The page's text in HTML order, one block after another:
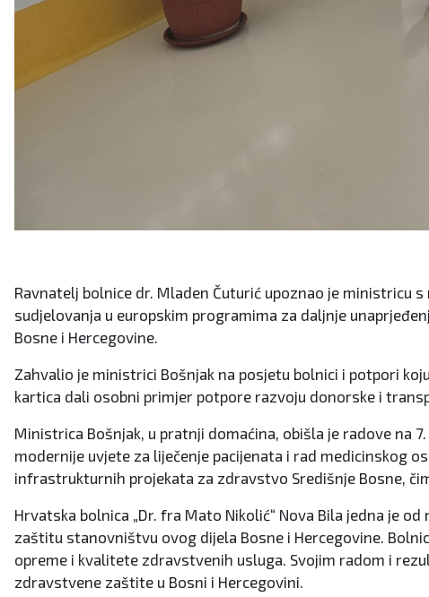
Ravnatelj bolnice dr. Mladen Čuturić upoznao je ministricu
sudjelovanja u europskim programima za daljnje
Bosne i Hercegovine.
Zahvalio je ministrici Bošnjak na posjetu bolnici i potpori
kartica dali osobni primjer potpore razvoju donorske i
Ministrica Bošnjak, u pratnji domaćina, obišla je radove na
modernije uvjete za liječenje pacijenata i rad medicinskog
infrastrukturnih projekata za zdravstvo Središnje Bosne,
Hrvatska bolnica „Dr. fra Mato Nikolić“ Nova Bila jedna je
zaštitu stanovništvu ovog dijela Bosne i Hercegovine.
opreme i kvalitete zdravstvenih usluga. Svojim radom i
zdravstvene zaštite u Bosni i Hercegovini.